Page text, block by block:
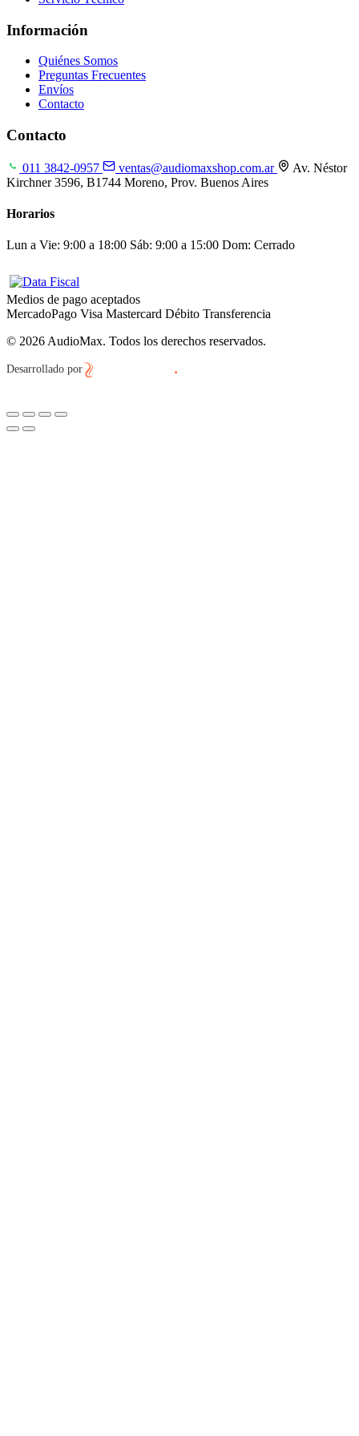
Información
Quiénes Somos
Preguntas Frecuentes
Envíos
Contacto
Contacto
011 3842-0957 ventas@audiomaxshop.com.ar
Av. Néstor
Kirchner 3596, B1744 Moreno, Prov. Buenos Aires
Horarios
Lun a Vie: 9:00 a 18:00 Sáb: 9:00 a 15:00 Dom: Cerrado
Medios de pago aceptados
MercadoPago Visa Mastercard Débito Transferencia
© 2026 AudioMax. Todos los derechos reservados.
Desarrollado por